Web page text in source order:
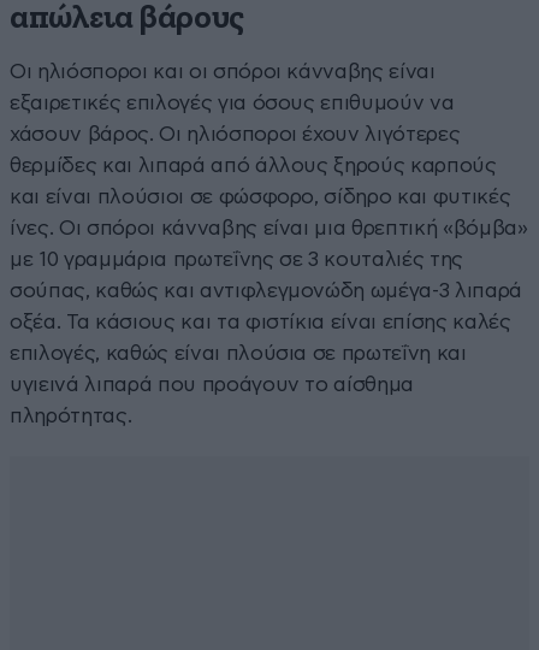
απώλεια βάρους
Οι ηλιόσποροι και οι σπόροι κάνναβης είναι
εξαιρετικές επιλογές για όσους επιθυμούν να
χάσουν βάρος. Οι ηλιόσποροι έχουν λιγότερες
θερμίδες και λιπαρά από άλλους ξηρούς καρπούς
και είναι πλούσιοι σε φώσφορο, σίδηρο και φυτικές
ίνες. Οι σπόροι κάνναβης είναι μια θρεπτική «βόμβα»
με 10 γραμμάρια πρωτεΐνης σε 3 κουταλιές της
σούπας, καθώς και αντιφλεγμονώδη ωμέγα-3 λιπαρά
οξέα. Τα κάσιους και τα φιστίκια είναι επίσης καλές
επιλογές, καθώς είναι πλούσια σε πρωτεΐνη και
υγιεινά λιπαρά που προάγουν το αίσθημα
πληρότητας.